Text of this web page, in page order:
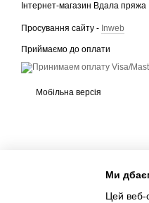
Інтернет-магазин Вдала пряжа
Просування сайту - Inweb
Приймаємо до оплати
Мобільна версія
Ми
Цей веб-